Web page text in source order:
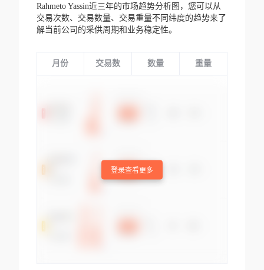
Rahmeto Yassin近三年的市场趋势分析图，您可以从
交易次数、交易数量、交易重量不同纬度的趋势来了
解当前公司的采供周期和业务稳定性。
月份 交易数 数量 重量
登录查看更多